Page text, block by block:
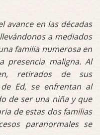
avance en las décadas
a mediados
familia numerosa en
presencia maligna. Al
retirados de sus
Ed, se enfrentan al
de ser una niña y que
de estas dos familias
paranormales se